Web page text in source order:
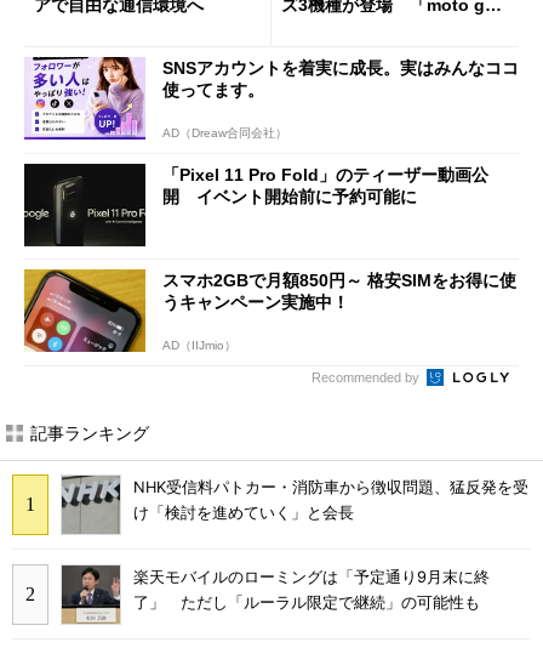
アで自由な通信環境へ
ズ3機種が登場 「moto g37
SNSアカウントを着実に成長。実はみんなココ
使ってます。
AD（Dreaw合同会社）
「Pixel 11 Pro Fold」のティーザー動画公
開 イベント開始前に予約可能に
スマホ2GBで月額850円～ 格安SIMをお得に使
うキャンペーン実施中！
AD（IIJmio）
Recommended by
記事ランキング
NHK受信料パトカー・消防車から徴収問題、猛反発を受
け「検討を進めていく」と会長
楽天モバイルのローミングは「予定通り9月末に終
了」 ただし「ルーラル限定で継続」の可能性も